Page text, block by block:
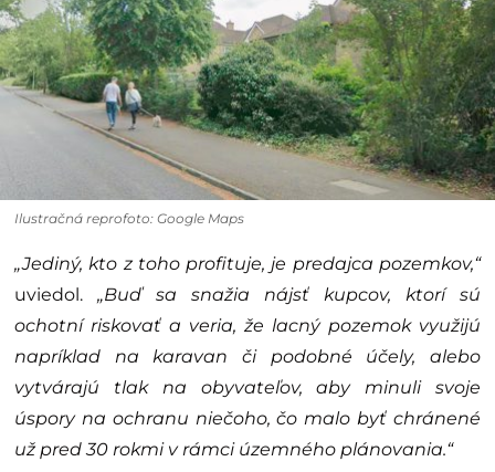
Ilustračná reprofoto: Google Maps
„Jediný, kto z toho profituje, je predajca pozemkov,“
uviedol. „Buď sa snažia nájsť kupcov, ktorí sú
ochotní riskovať a veria, že lacný pozemok využijú
napríklad na karavan či podobné účely, alebo
vytvárajú tlak na obyvateľov, aby minuli svoje
úspory na ochranu niečoho, čo malo byť chránené
už pred 30 rokmi v rámci územného plánovania.“